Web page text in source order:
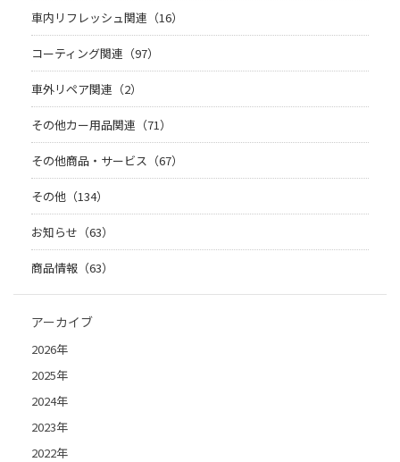
車内リフレッシュ関連（16）
コーティング関連（97）
車外リペア関連（2）
その他カー用品関連（71）
その他商品・サービス（67）
その他（134）
お知らせ（63）
商品情報（63）
アーカイブ
2026年
2025年
2024年
2023年
2022年